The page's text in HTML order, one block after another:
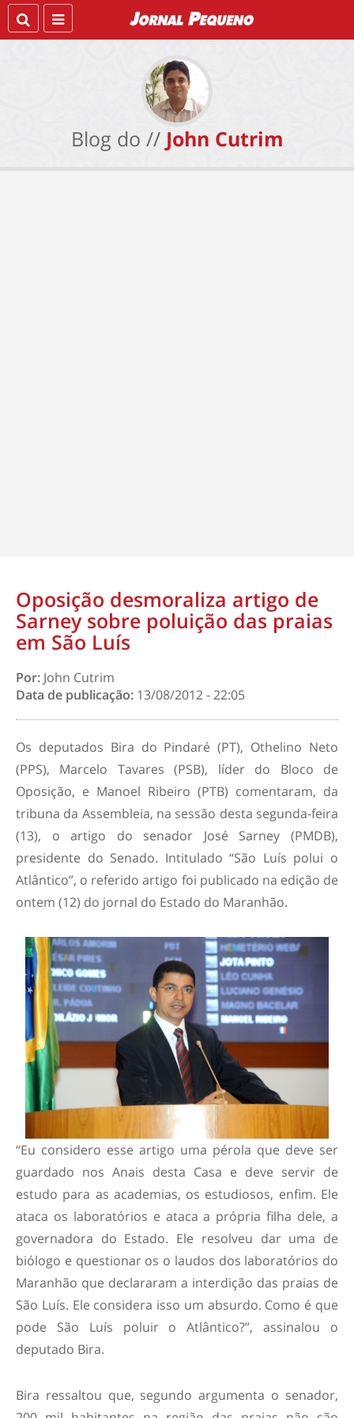
Blog do // John Cutrim
Oposição desmoraliza artigo de
Sarney sobre poluição das praias
em São Luís
Por: John Cutrim
Data de publicação: 13/08/2012 - 22:05
Os deputados Bira do Pindaré (PT), Othelino Neto
(PPS), Marcelo Tavares (PSB), líder do Bloco de
Oposição, e Manoel Ribeiro (PTB) comentaram, da
tribuna da Assembleia, na sessão desta segunda-feira
(13), o artigo do senador José Sarney (PMDB),
presidente do Senado. Intitulado “São Luís polui o
Atlântico”, o referido artigo foi publicado na edição de
ontem (12) do jornal do Estado do Maranhão.
“Eu considero esse artigo uma pérola que deve ser
guardado nos Anais desta Casa e deve servir de
estudo para as academias, os estudiosos, enfim. Ele
ataca os laboratórios e ataca a própria filha dele, a
governadora do Estado. Ele resolveu dar uma de
biólogo e questionar os o laudos dos laboratórios do
Maranhão que declararam a interdição das praias de
São Luís. Ele considera isso um absurdo. Como é que
pode São Luís poluir o Atlântico?”, assinalou o
deputado Bira.
Bira ressaltou que, segundo argumenta o senador,